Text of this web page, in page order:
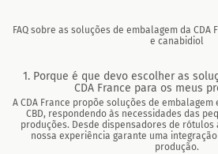
FAQ sobre as soluções de embalagem da CDA
e canabidiol
1. Porque é que devo escolher as
CDA France para os meus
A CDA France propõe soluções de
CBD, respondendo às necessidades das
produções. Desde dispensadores de
nossa experiência garante uma
produção.